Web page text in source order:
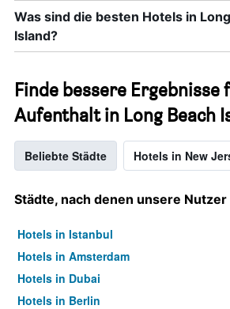
Was sind die besten Hotels in
Island?
Finde bessere Ergebnisse
Aufenthalt in Long Beach
Beliebte Städte Hotels in New
Städte, nach denen unsere Nutzer
Hotels in Istanbul
Hotels in Amsterdam
Hotels in Dubai
Hotels in Berlin